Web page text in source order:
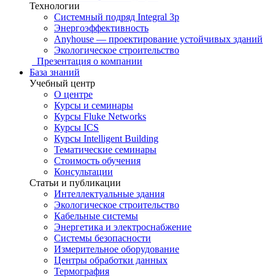
Технологии
Системный подряд Integral 3p
Энергоэффективность
Anyhouse — проектирование устойчивых зданий
Экологическое строительство
Презентация о компании
База знаний
Учебный центр
О центре
Курсы и семинары
Курсы Fluke Networks
Курсы ICS
Курсы Intelligent Building
Тематические семинары
Стоимость обучения
Консультации
Статьи и публикации
Интеллектуальные здания
Экологическое строительство
Кабельные системы
Энергетика и электроснабжение
Системы безопасности
Измерительное оборудование
Центры обработки данных
Термография